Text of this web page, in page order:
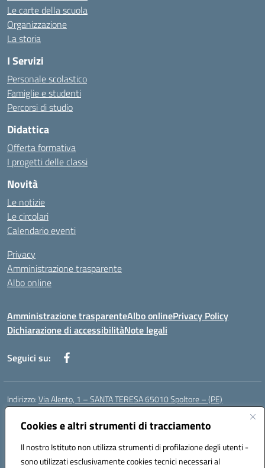
Cookies e altri strumenti di tracciamento
Il nostro Istituto non utilizza strumenti di profilazione degli utenti -
sono utilizzati esclusivamente cookies tecnici necessari al
Le carte della scuola
Organizzazione
La storia
I Servizi
Personale scolastico
Famiglie e studenti
Percorsi di studio
Didattica
Offerta formativa
I progetti delle classi
Novità
Le notizie
Le circolari
Calendario eventi
Privacy
Amministrazione trasparente
Albo online
Amministrazione trasparenteAlbo onlinePrivacy Policy
Dichiarazione di accessibilitàNote legali
Seguici su:
Indirizzo:Via Alento, 1 – SANTA TERESA 65010 Spoltore – (PE)
Centralino:
Posta elettronica certificata (PEC):peee052003@pec.istruzione.it
Codice fiscale: 80006490686
Codice meccanografico:peee052003